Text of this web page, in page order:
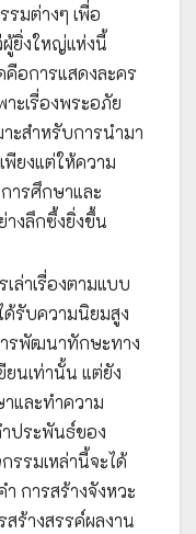
รมต่างๆ เพื่อ
ยิ่งใหญ่แห่งนี้
อการแสดงละคร
ะเรื่องพระอภัย
ะสำหรับการนำมา
พียงแต่ให้ความ
ารศึกษาและ
างลึกซึ้งยิ่งขึ้น
ล่าเรื่องตามแบบ
รับความนิยมสูง
ารพัฒนาทักษะทาง
ยนเท่านั้น แต่ยัง
าและทำความ
ประพันธ์ของ
รรมเหล่านี้จะได้
การสร้างจังหวะ
ร้างสรรค์ผลงาน